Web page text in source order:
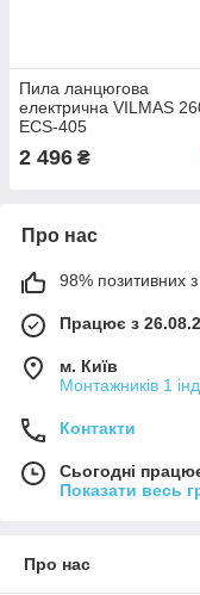
Пила ланцюгова
електрична VILMAS
ECS-405
2 496 ₴
Про нас
98% позитивних з
Працює з
м. Київ
Монтажників 1
Контакти
Сьогодні
Показати весь
Про нас